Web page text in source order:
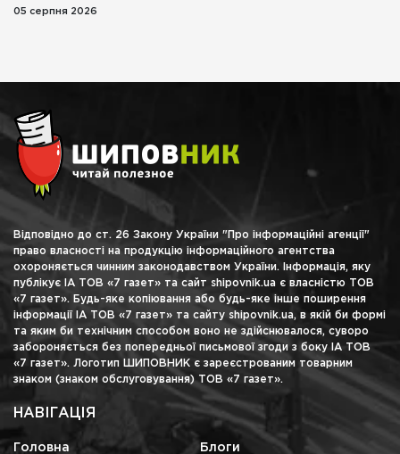
05 серпня 2026
Відповідно до ст. 26 Закону України "Про інформаційні агенції"
право власності на продукцію інформаційного агентства
охороняється чинним законодавством України. Інформація, яку
публікує ІА ТОВ «7 газет» та сайт shipovnik.ua є власністю ТОВ
«7 газет». Будь-яке копіювання або будь-яке інше поширення
інформації ІА ТОВ «7 газет» та сайту shipovnik.ua, в якій би формі
та яким би технічним способом воно не здійснювалося, суворо
забороняється без попередньої письмової згоди з боку ІА ТОВ
«7 газет». Логотип ШИПОВНИК є зареєстрованим товарним
знаком (знаком обслуговування) ТОВ «7 газет».
НАВІГАЦІЯ
Головна Блоги